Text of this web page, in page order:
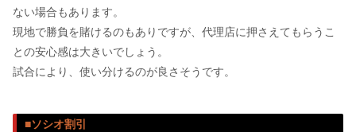
ない場合もあります。
現地で勝負を賭けるのもありですが、代理店に押さえてもらうこ
との安心感は大きいでしょう。
試合により、使い分けるのが良さそうです。
■ソシオ割引